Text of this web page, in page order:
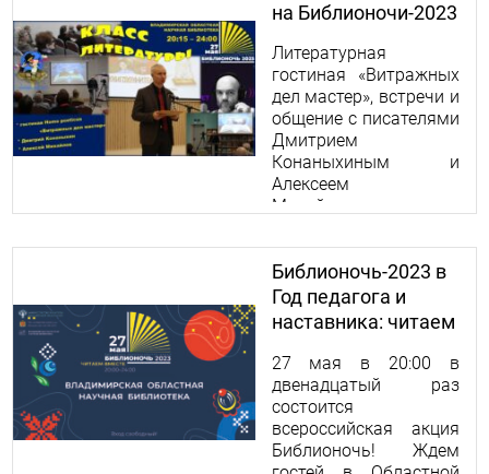
на Библионочи-2023
Литературная
гостиная «Витражных
дел мастер», встречи и
общение с писателями
Дмитрием
Конаныхиным и
Алексеем
Михайловым,
книг и автограф-
сессии.
Библионочь-2023 в
Год педагога и
наставника: читаем
27 мая в 20:00 в
двенадцатый раз
состоится
всероссийская акция
Библионочь! Ждем